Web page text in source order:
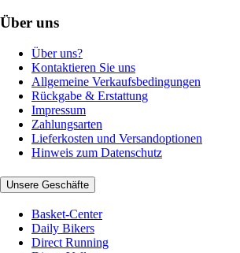
Über uns
Über uns?
Kontaktieren Sie uns
Allgemeine Verkaufsbedingungen
Rückgabe & Erstattung
Impressum
Zahlungsarten
Lieferkosten und Versandoptionen
Hinweis zum Datenschutz
Unsere Geschäfte
Basket-Center
Daily Bikers
Direct Running